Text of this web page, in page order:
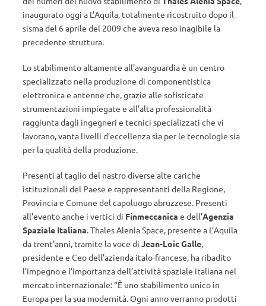
inaugurato oggi a L’Aquila, totalmente ricostruito dopo il
sisma del 6 aprile del 2009 che aveva reso inagibile la
precedente struttura.
Lo stabilimento altamente all’avanguardia è un centro
specializzato nella produzione di componentistica
elettronica e antenne che, grazie alle sofisticate
strumentazioni impiegate e all’alta professionalità
raggiunta dagli ingegneri e tecnici specializzati che vi
lavorano, vanta livelli d’eccellenza sia per le tecnologie sia
per la qualità della produzione.
Presenti al taglio del nastro diverse alte cariche
istituzionali del Paese e rappresentanti della Regione,
Provincia e Comune del capoluogo abruzzese. Presenti
all’evento anche i vertici di Finmeccanica e dell’Agenzia
Spaziale Italiana. Thales Alenia Space, presente a L’Aquila
da trent’anni, tramite la voce di Jean-Loic Galle,
presidente e Ceo dell’azienda italo-francese, ha ribadito
l’impegno e l’importanza dell’attività spaziale italiana nel
mercato internazionale: “È uno stabilimento unico in
Europa per la sua modernità. Ogni anno verranno prodotti